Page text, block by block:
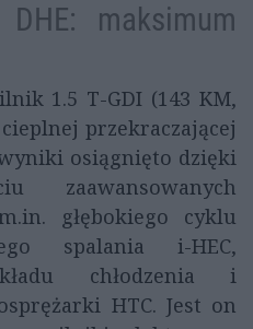
maksimum
1.5 T-GDI (143 KM,
przekraczającej
osiągnięto dzięki
zaawansowanych
głębokiego cyklu
spalania i-HEC,
chłodzenia i
HTC. Jest on